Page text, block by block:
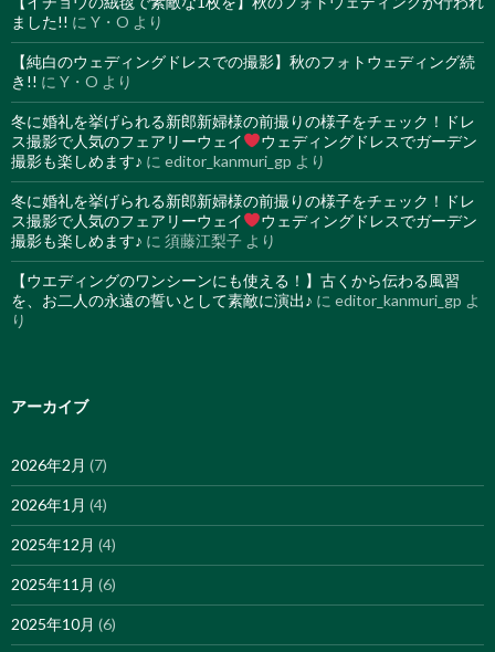
ました!! に Y・O より
【純白のウェディングドレスでの撮影】秋のフォトウェディング続
き!! に Y・O より
冬に婚礼を挙げられる新郎新婦様の前撮りの様子をチェック！ドレ
ス撮影で人気のフェアリーウェイ
ウェディングドレスでガーデン
撮影も楽しめます♪ に editor_kanmuri_gp より
冬に婚礼を挙げられる新郎新婦様の前撮りの様子をチェック！ドレ
ス撮影で人気のフェアリーウェイ
ウェディングドレスでガーデン
撮影も楽しめます♪ に 須藤江梨子 より
【ウエディングのワンシーンにも使える！】古くから伝わる風習
を、お二人の永遠の誓いとして素敵に演出♪ に editor_kanmuri_gp よ
り
アーカイブ
2026年2月 (7)
2026年1月 (4)
2025年12月 (4)
2025年11月 (6)
2025年10月 (6)